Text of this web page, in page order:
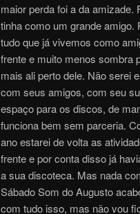
maior perda foi a da
tinha como um grande
tudo que já vivemos como
frente e muito menos sombra
mais ali perto dele. Não serei
com seus amigos, com seu
espaço para os discos, de
funciona bem sem parceria.
ano estarei de volta as
frente e por conta disso já
a sua discoteca. Mas nada
Sábado Som do Augusto
com tudo isso, mas não vou